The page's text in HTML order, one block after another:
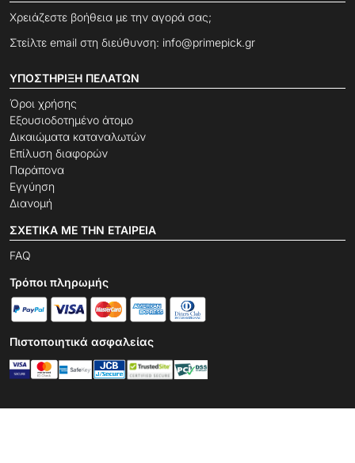
Χρειάζεστε βοήθεια με την αγορά σας;
Στείλτε email στη διεύθυνση: info@primepick.gr
ΥΠΟΣΤΉΡΙΞΗ ΠΕΛΑΤΏΝ
Όροι χρήσης
Εξουσιοδοτημένο άτομο
Δικαιώματα καταναλωτών
Επίλυση διαφορών
Παράπονα
Εγγύηση
Διανομή
ΣΧΕΤΙΚΆ ΜΕ ΤΗΝ ΕΤΑΙΡΕΊΑ
FAQ
Τρόποι πληρωμής
Πιστοποιητικά ασφαλείας